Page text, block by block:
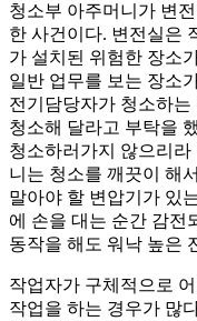
청소부 아주머니가 변
한 사건이다. 변전실은
가 설치된 위험한 장소
일반 업무를 보는 장소
전기담당자가 청소하
청소해 달라고 부탁을
청소하러가지 않으리
니는 청소를 깨끗이 해
말아야 할 변압기가 있
에 손을 대는 순간 감전
동작을 해도 워낙 높은
작업자가 구체적으로
작업을 하는 경우가 많